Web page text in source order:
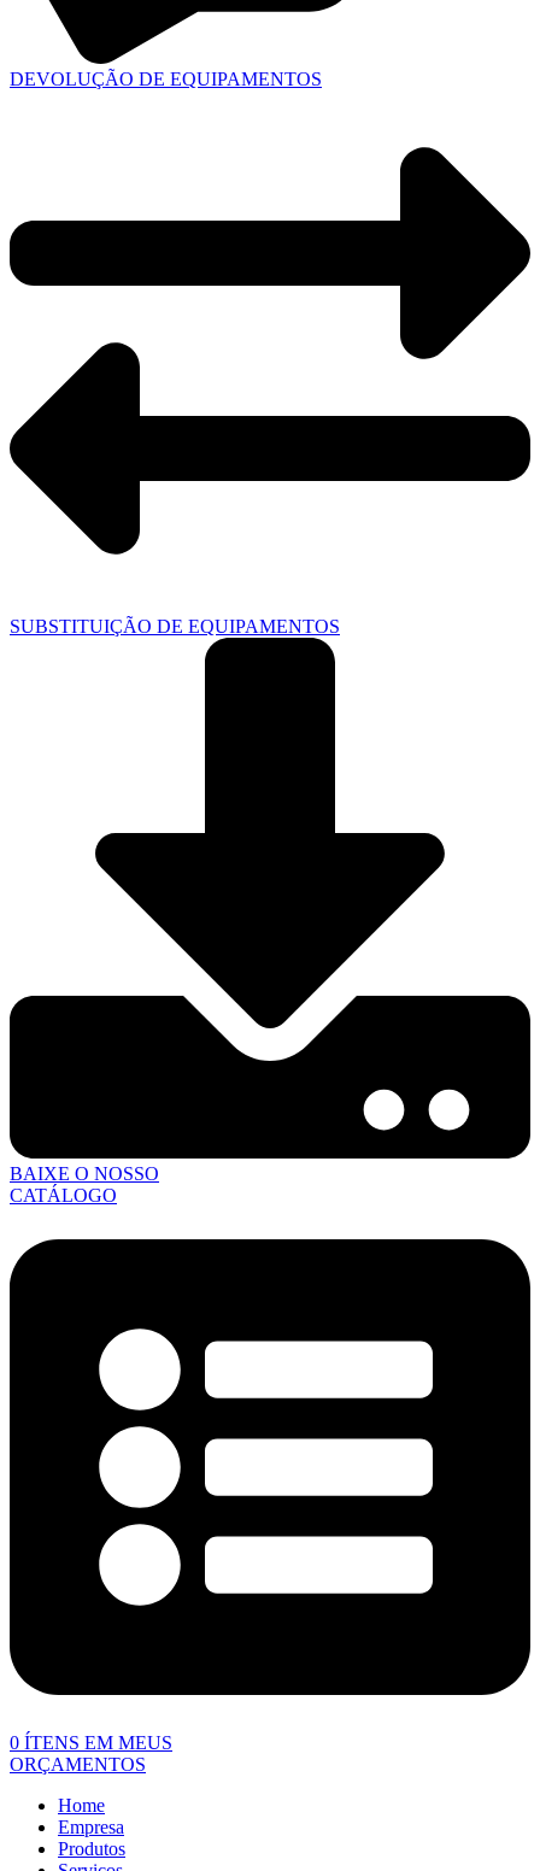
DEVOLUÇÃO DE EQUIPAMENTOS
SUBSTITUIÇÃO DE EQUIPAMENTOS
BAIXE O NOSSO
CATÁLOGO
0 ÍTENS EM MEUS
ORÇAMENTOS
Home
Empresa
Produtos